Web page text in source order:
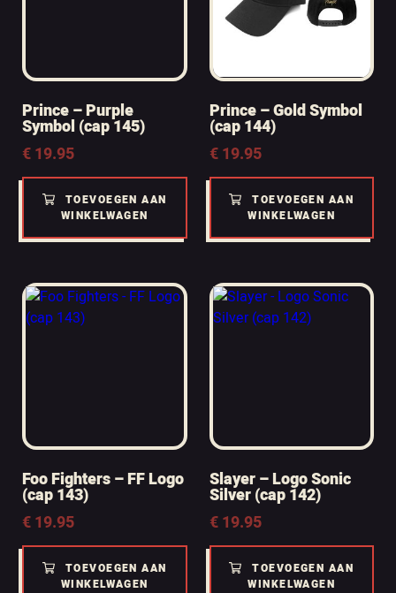
Prince – Purple
Symbol (cap 145)
€19.95
TOEVOEGEN AAN
WINKELWAGEN
Prince – Gold Symbol
(cap 144)
€19.95
TOEVOEGEN AAN
WINKELWAGEN
Foo Fighters – FF Logo
(cap 143)
€19.95
TOEVOEGEN AAN
WINKELWAGEN
Slayer – Logo Sonic
Silver (cap 142)
€19.95
TOEVOEGEN AAN
WINKELWAGEN